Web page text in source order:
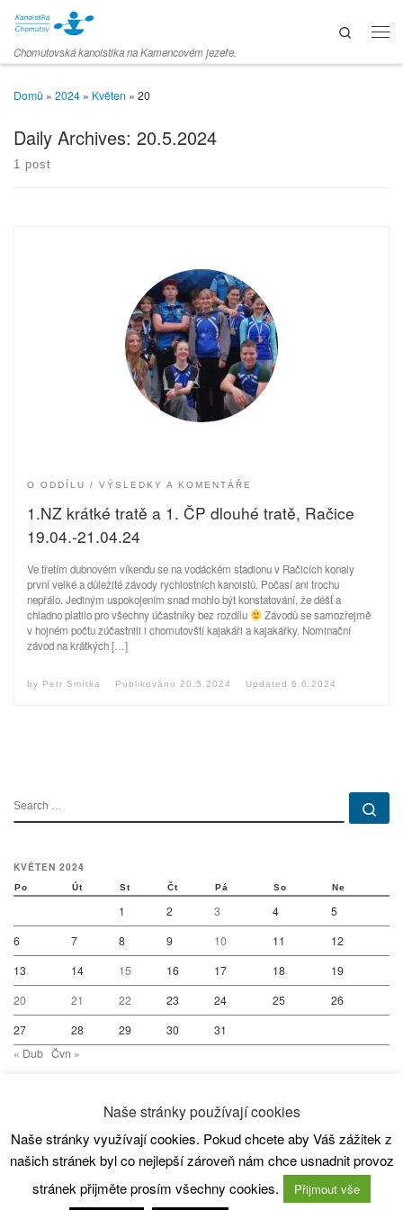
Skip to content
Chomutovská kanoistika na Kamencovém jezeře.
Search
Domů » 2024 » Květen » 20
Daily Archives: 20.5.2024
1 post
O ODDÍLU VÝSLEDKY A KOMENTÁŘE
1.NZ krátké tratě a 1. ČP dlouhé tratě, Račice
19.04.-21.04.24
Ve třetím dubnovém víkendu se na vodáckém stadionu v Račicích konaly
první velké a důležité závody rychlostních kanoistů. Počasí ani trochu
nepřálo. Jediným uspokojením snad mohlo být konstatování, že déšť a
chladno platilo pro všechny účastníky bez rozdílu
Závodů se samozřejmě
v hojném počtu zúčastnili i chomutovští kajakáři a kajakářky. Nominační
závod na krátkých […]
by Petr Smítka Publikováno 20.5.2024 Updated 6.6.2024
SEARCH
KVĚTEN 2024
Po Út St Čt Pá So Ne
1 2 3 4
5
6
7 8 9 10 11
12
13
14 15 16 17 18
19
20
21 22 23 24 25
26
27
28 29 30
31
« Dub Čvn »
© 2026SC80 Kanoistika – All rights reserved
Powered by – Designed with the Customizr theme
Naše stránky používají cookies
Naše stránky využívají cookies. Pokud chcete aby Váš zážitek z
našich stránek byl co nejlepší zároveň nám chce usnadnit provoz
stránek přijměte prosím všechny cookies.
Přijmout vše